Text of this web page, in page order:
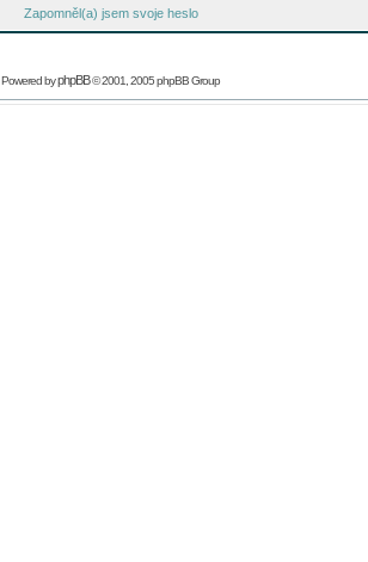
Zapomněl(a) jsem svoje heslo
Powered byphpBB© 2001, 2005 phpBB Group